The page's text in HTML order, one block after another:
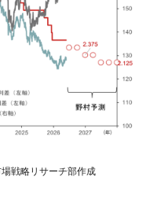
戦略リサーチ部作成